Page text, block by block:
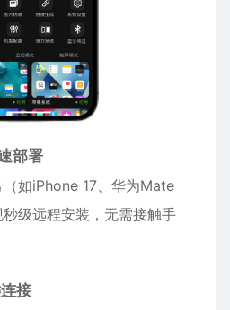
部署
如iPhone 17、华为Mate
级远程安装，无需接触手
接